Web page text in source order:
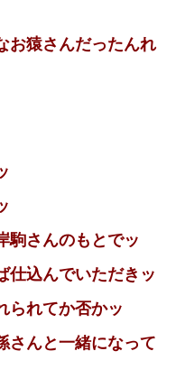
お猿さんだったんれ
駒さんのもとでッ
仕込んでいただきッ
れてか否かッ
さんと一緒になって